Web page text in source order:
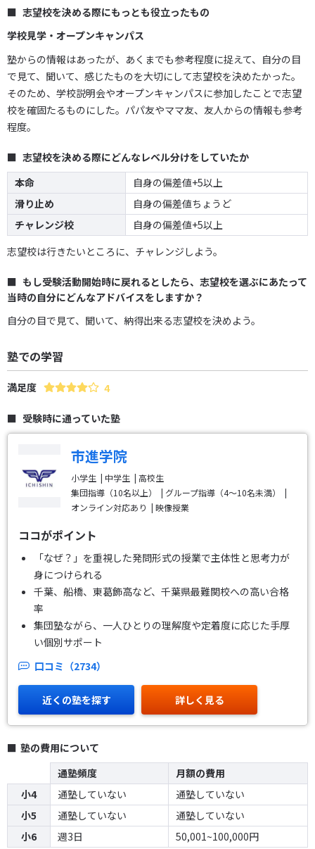
志望校を決める際にもっとも役立ったもの
学校見学・オープンキャンパス
塾からの情報はあったが、あくまでも参考程度に捉えて、自分の目
で見て、聞いて、感じたものを大切にして志望校を決めたかった。
そのため、学校説明会やオープンキャンパスに参加したことで志望
校を確固たるものにした。パパ友やママ友、友人からの情報も参考
程度。
志望校を決める際にどんなレベル分けをしていたか
本命
自身の偏差値+5以上
滑り止め
自身の偏差値ちょうど
チャレンジ校
自身の偏差値+5以上
志望校は行きたいところに、チャレンジしよう。
もし受験活動開始時に戻れるとしたら、志望校を選ぶにあたって
当時の自分にどんなアドバイスをしますか？
自分の目で見て、聞いて、納得出来る志望校を決めよう。
塾での学習
満足度 4
受験時に通っていた塾
市進学院
小学生 中学生
高校生
集団指導（10名以上）
グループ指導（4～10名未満）
オンライン対応あり
映像授業
ココがポイント
「なぜ？」を重視した発問形式の授業で主体性と思考力が
身につけられる
千葉、船橋、東葛飾高など、千葉県最難関校への高い合格
率
集団塾ながら、一人ひとりの理解度や定着度に応じた手厚
い個別サポート
口コミ（2734）
近くの塾を探す 詳しく見る
塾の費用について
通塾頻度
月額の費用
小4
通塾していない
通塾していない
小5
通塾していない
通塾していない
小6
週3日 50,001~100,000円